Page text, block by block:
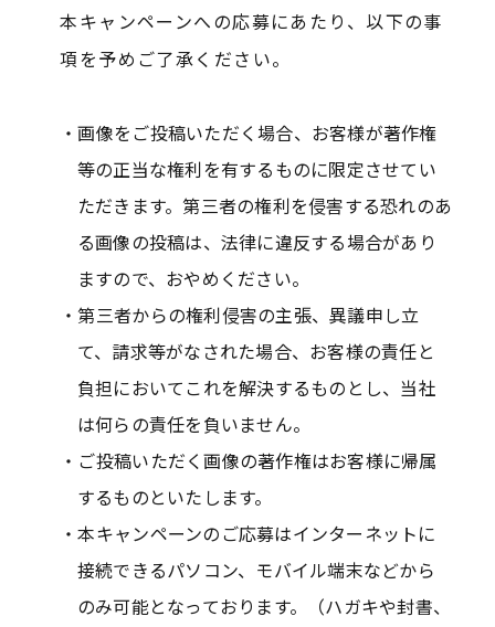
本キャンペーンへの応募にあたり、以下の事
項を予めご了承ください。
画像をご投稿いただく場合、お客様が著作権
等の正当な権利を有するものに限定させてい
ただきます。第三者の権利を侵害する恐れのあ
る画像の投稿は、法律に違反する場合があり
ますので、おやめください。
第三者からの権利侵害の主張、異議申し立
て、請求等がなされた場合、お客様の責任と
負担においてこれを解決するものとし、当社
は何らの責任を負いません。
ご投稿いただく画像の著作権はお客様に帰属
するものといたします。
本キャンペーンのご応募はインターネットに
接続できるパソコン、モバイル端末などから
のみ可能となっております。（ハガキや封書、